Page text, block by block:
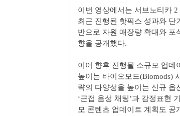
이번 영상에서는 서브노티카
최근 진행된 핫픽스 성과와 단
반으로 자원 매장량 확대와 포
향을 공개했다.
이어 향후 진행될 소규모 업데
높이는 바이오모드(Biomods)
략의 다양성을 높이는 신규 옵
‘근접 음성 채팅’과 감정표현
모 콘텐츠 업데이트 계획도 공